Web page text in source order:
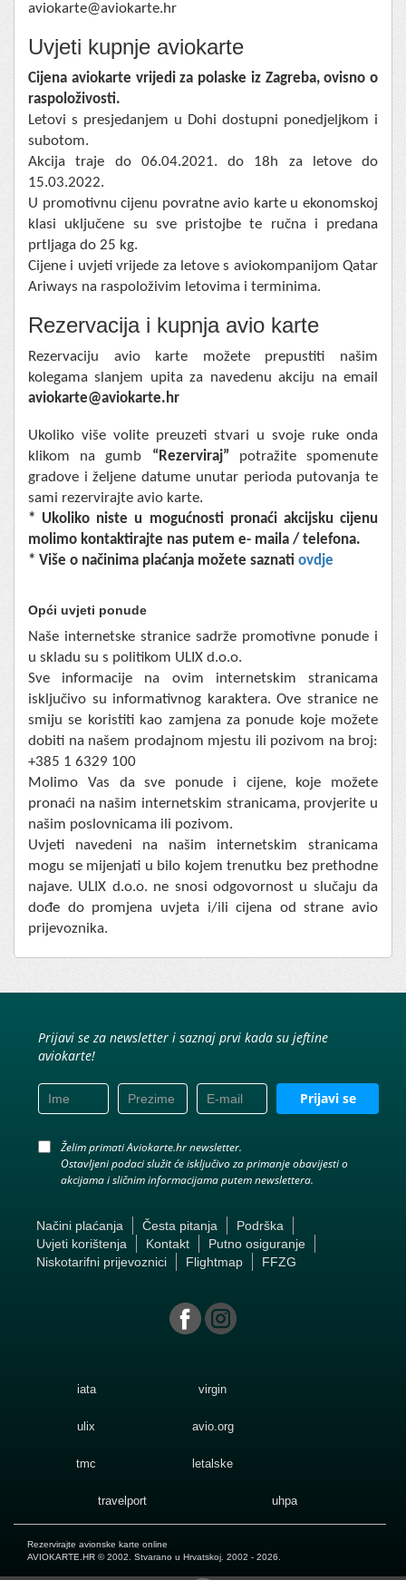
aviokarte@aviokarte.hr
Uvjeti kupnje aviokarte
Cijena aviokarte vrijedi za polaske iz Zagreba, ovisno o
raspoloživosti.
Letovi s presjedanjem u Dohi dostupni ponedjeljkom i
subotom.
Akcija traje do 06.04.2021. do 18h za letove do
15.03.2022.
U promotivnu cijenu povratne avio karte u ekonomskoj
klasi uključene su sve pristojbe te ručna i predana
prtljaga do 25 kg.
Cijene i uvjeti vrijede za letove s aviokompanijom Qatar
Ariways na raspoloživim letovima i terminima.
Rezervacija i kupnja avio karte
Rezervaciju avio karte možete prepustiti našim
kolegama slanjem upita za navedenu akciju na email
aviokarte@aviokarte.hr
Ukoliko više volite preuzeti stvari u svoje ruke onda
klikom na gumb “Rezerviraj” potražite spomenute
gradove i željene datume unutar perioda putovanja te
sami rezervirajte avio karte.
* Ukoliko niste u mogućnosti pronaći akcijsku cijenu
molimo kontaktirajte nas putem e- maila / telefona.
* Više o načinima plaćanja možete saznati ovdje
Opći uvjeti ponude
Naše internetske stranice sadrže promotivne ponude i
u skladu su s politikom ULIX d.o.o.
Sve informacije na ovim internetskim stranicama
isključivo su informativnog karaktera. Ove stranice ne
smiju se koristiti kao zamjena za ponude koje možete
dobiti na našem prodajnom mjestu ili pozivom na broj:
+385 1 6329 100
Molimo Vas da sve ponude i cijene, koje možete
pronaći na našim internetskim stranicama, provjerite u
našim poslovnicama ili pozivom.
Uvjeti navedeni na našim internetskim stranicama
mogu se mijenjati u bilo kojem trenutku bez prethodne
najave. ULIX d.o.o. ne snosi odgovornost u slučaju da
dođe do promjena uvjeta i/ili cijena od strane avio
prijevoznika.
Prijavi se za newsletter i saznaj prvi kada su jeftine
aviokarte!
Prijavi se
Želim primati Aviokarte.hr newsletter.
Ostavljeni podaci služit će isključivo za primanje obavijesti o
akcijama i sličnim informacijama putem newslettera.
Načini plaćanja Česta pitanja
Podrška
Uvjeti korištenja
Kontakt
Putno osiguranje
Niskotarifni prijevoznici
Flightmap FFZG
iata virgin
ulix avio.org
tmc letalske
travelport uhpa
Rezervirajte avionske karte online
AVIOKARTE.HR © 2002. Stvarano u Hrvatskoj. 2002 - 2026.